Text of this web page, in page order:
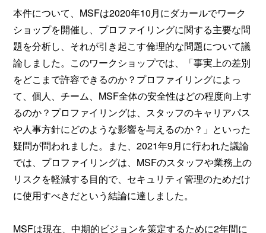
本件について、MSFは2020年10月にダカールでワーク
ショップを開催し、プロファイリングに関する主要な問
題を分析し、それが引き起こす倫理的な問題について議
論しました。このワークショップでは、「事実上の差別
をどこまで許容できるのか？プロファイリングによっ
て、個人、チーム、MSF全体の安全性はどの程度向上す
るのか？プロファイリングは、スタッフのキャリアパス
や人事方針にどのような影響を与えるのか？」といった
疑問が問われました。また、2021年9月に行われた議論
では、プロファイリングは、MSFのスタッフや業務上の
リスクを軽減する目的で、セキュリティ管理のためだけ
に使用すべきだという結論に達しました。
MSFは現在、中期的ビジョンを策定するために2年間に